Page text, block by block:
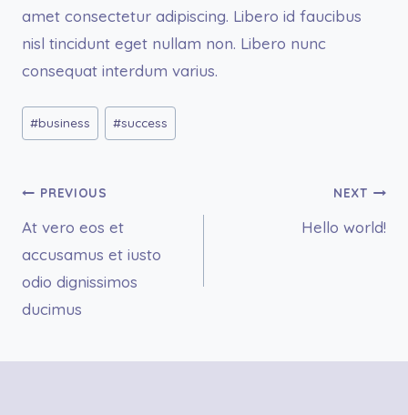
amet consectetur adipiscing. Libero id faucibus
nisl tincidunt eget nullam non. Libero nunc
consequat interdum varius.
Post
Tags:
#business #success
Post
navigation
PREVIOUS
At vero eos et
accusamus et iusto
odio dignissimos
ducimus
NEXT
Hello world!